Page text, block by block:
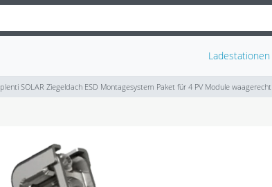
Ladestationen
plenti SOLAR Ziegeldach ESD Montagesystem Paket für 4 PV Module waagerecht